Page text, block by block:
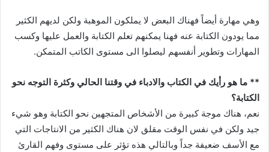
وهي مهارة أيضاً فهناك البعض لا يملكون الموهبة ولكن لديهم الكثير
مما يودون الكتابة عنه فهنا يمكنهم تعلم الكتابة والعمل عليها وكسب
المهارات وتطوير أنفسهم ليصلوا الى مستوى الكاتب المتمكن.
** ما هو رأيك في الكتاب والادباء في وقتنا الحالي وكثرة التوجه نحو
الكتابة؟
نعم، هناك موجة كبيرة من الأشخاص المتجهين نحو الكتابة وهو شيء
جيد ولكن في نفس الوقت مقلق لان هناك الكثير من الانتاجات التي
مع الأسف ضعيفة جداً وبالتالي هذه تؤثر على مستوى وفهم القارئ